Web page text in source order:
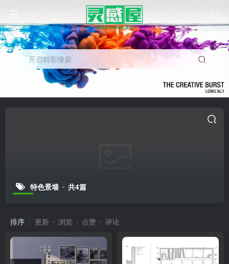
开启精彩搜索
特色景墙 共4篇
排序 更新 浏览 点赞 评论